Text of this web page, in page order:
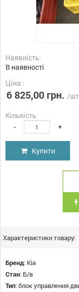
Наявність:
В наявності
Ціна :
6 825,00 грн. /шт
Кількість:
- +
Купити
Характеристики товару:
Бренд: Kia
Стан: Б/в
Тип:блок управления